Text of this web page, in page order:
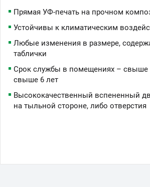
Прямая УФ-печать на прочном
Устойчивы к климатическим
Любые изменения в размере,
таблички
Срок службы в помещениях – свыше
свыше 6 лет
Высококачественный вспененный
на тыльной стороне, либо отверстия